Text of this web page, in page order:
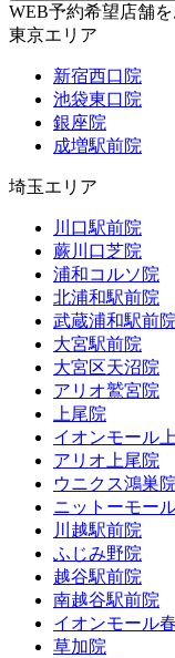
WEB予約希望店舗
東京エリア
新宿西口院
池袋東口院
銀座院
成増駅前院
埼玉エリア
川口駅前院
蕨川口芝院
浦和コルソ院
北浦和駅前院
武蔵浦和駅前院
大宮駅前院
大宮区天沼院
アリオ鷲宮院
上尾院
イオンモール
アリオ上尾院
ウニクス鴻巣院
ニットーモー
川越駅前院
ふじみ野院
越谷駅前院
南越谷駅前院
イオンモール
草加院